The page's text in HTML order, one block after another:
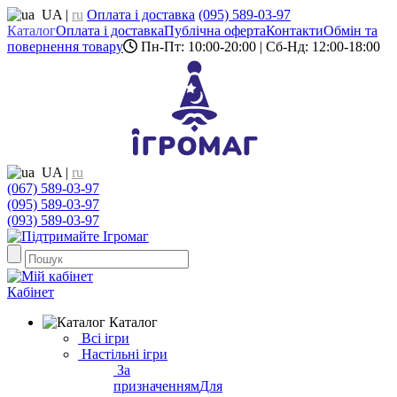
UA | ru Оплата і доставка (095) 589-03-97
КаталогОплата і доставкаПублічна офертаКонтактиОбмін та
повернення товару
Пн-Пт: 10:00-20:00 | Сб-Нд: 12:00-18:00
UA | ru
(067) 589-03-97
(095) 589-03-97
(093) 589-03-97
Кабінет
Каталог
Всі ігри
Настільні ігри
За
призначеннямДля